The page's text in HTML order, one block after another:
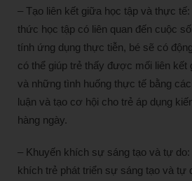
– Tạo liên kết giữa học tập và thực
thức học tập có liên quan đến cuộc
tính ứng dụng thực tiễn, bé sẽ có
có thể giúp trẻ thấy được mối liên kết
và những tình huống thực tế bằng
luận và tạo cơ hội cho trẻ áp dụng
hàng ngày.
– Khuyến khích sự sáng tạo và tự
khích trẻ phát triển sự sáng tạo và tự